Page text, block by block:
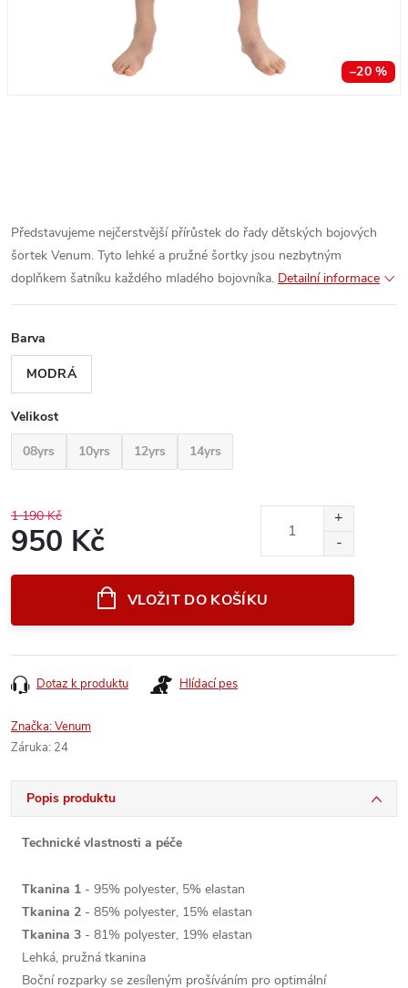
–20 %
Představujeme nejčerstvější přírůstek do řady dětských bojových
šortek Venum. Tyto lehké a pružné šortky jsou nezbytným
doplňkem šatníku každého mladého bojovníka. Detailní informace
Barva
MODRÁ
Velikost
08yrs
10yrs 12yrs 14yrs
1 190 Kč
950 Kč
VLOŽIT DO KOŠÍKU
Dotaz k produktu Hlídací pes
Značka:Venum
Záruka: 24
Popis produktu
Technické vlastnosti a péče
Tkanina 1 - 95% polyester, 5% elastan
Tkanina 2 - 85% polyester, 15% elastan
Tkanina 3 - 81% polyester, 19% elastan
Lehká, pružná tkanina
Boční rozparky se zesíleným prošíváním pro optimální